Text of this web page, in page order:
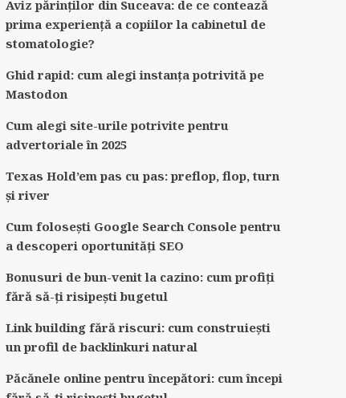
Aviz părinților din Suceava: de ce contează
prima experiență a copiilor la cabinetul de
stomatologie?
Ghid rapid: cum alegi instanța potrivită pe
Mastodon
Cum alegi site-urile potrivite pentru
advertoriale în 2025
Texas Hold’em pas cu pas: preflop, flop, turn
și river
Cum folosești Google Search Console pentru
a descoperi oportunități SEO
Bonusuri de bun-venit la cazino: cum profiți
fără să-ți risipești bugetul
Link building fără riscuri: cum construiești
un profil de backlinkuri natural
Păcănele online pentru începători: cum începi